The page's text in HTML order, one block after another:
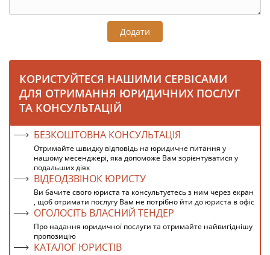
Додати
КОРИСТУЙТЕСЯ НАШИМИ СЕРВІСАМИ
ДЛЯ ОТРИМАННЯ ЮРИДИЧНИХ ПОСЛУГ
ТА КОНСУЛЬТАЦІЙ
БЕЗКОШТОВНА КОНСУЛЬТАЦІЯ
Отримайте швидку відповідь на юридичне питання у
нашому месенджері, яка допоможе Вам зорієнтуватися у
подальших діях
ВІДЕОДЗВІНОК ЮРИСТУ
Ви бачите свого юриста та консультуєтесь з ним через екран
, щоб отримати послугу Вам не потрібно йти до юриста в офіс
ОГОЛОСІТЬ ВЛАСНИЙ ТЕНДЕР
Про надання юридичної послуги та отримайте найвигіднішу
пропозицію
КАТАЛОГ ЮРИСТІВ